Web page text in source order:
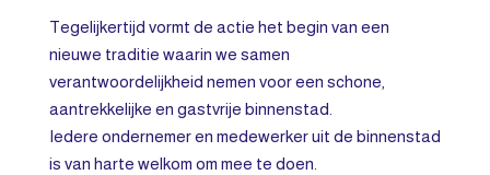
Tegelijkertijd vormt de actie het begin van een
nieuwe traditie waarin we samen
verantwoordelijkheid nemen voor een schone,
aantrekkelijke en gastvrije binnenstad.
Iedere ondernemer en medewerker uit de binnenstad
is van harte welkom om mee te doen.